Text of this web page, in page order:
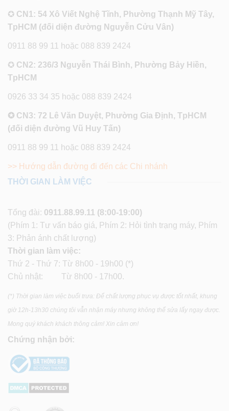
✪ CN1: 54 Xô Viết Nghệ Tĩnh, Phường Thạnh Mỹ Tây,
TpHCM (đối diện đường Nguyễn Cửu Vân)
0911 88 99 11 hoặc 088 839 2424
✪ CN2: 236/3 Nguyễn Thái Bình, Phường Bảy Hiền,
TpHCM
0926 33 34 35 hoặc 088 839 2424
✪ CN3: 72 Lê Văn Duyệt, Phường Gia Định, TpHCM
(đối diện đường Vũ Huy Tấn)
0911 88 99 11 hoặc 088 839 2424
>> Hướng dẫn đường đi đến các Chi nhánh
THỜI GIAN LÀM VIỆC
Tổng đài: 0911.88.99.11 (8:00-19:00)
(Phím 1: Tư vấn báo giá, Phím 2: Hỏi tình trạng máy, Phím
3: Phản ánh chất lượng)
Thời gian làm việc:
Thứ 2 - Thứ 7: Từ 8h00 - 19h00 (*)
Chủ nhật: Từ 8h00 - 17h00.
(*) Thời gian làm việc buổi trưa: Để chất lượng phục vụ được tốt nhất, khung
giờ 12h-13h30 chúng tôi vẫn nhận máy nhưng không thể sửa lấy ngay được.
Mong quý khách khách thông cảm! Xin cảm ơn!
Chứng nhận bởi: